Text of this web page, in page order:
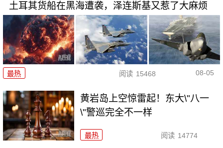
土耳其货船在黑海遭袭，泽连斯基又惹了大麻烦
最热 阅读 15468 08-05
黄岩岛上空惊雷起！东大\"八一
\"警巡完全不一样
最热 阅读 14774